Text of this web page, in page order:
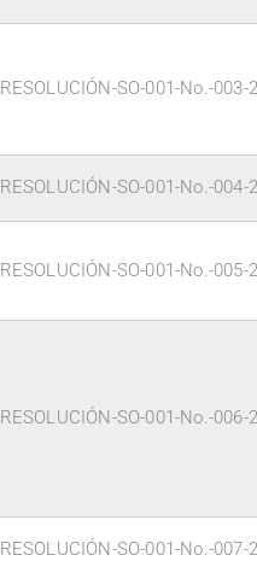
RESOLUCIÓN-SO-001-No.-003-
RESOLUCIÓN-SO-001-No.-004-
RESOLUCIÓN-SO-001-No.-005-
RESOLUCIÓN-SO-001-No.-006-
RESOLUCIÓN-SO-001-No.-007-